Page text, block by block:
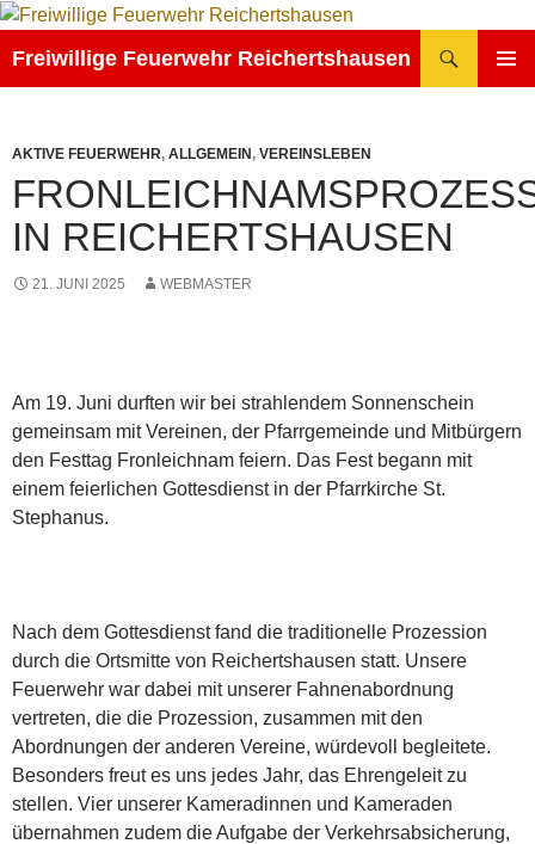
Zum
springen
Freiwillige Feuerwehr Reichertshausen
AKTIVE FEUERWEHR, ALLGEMEIN, VEREINSLEBEN
IN REICHERTSHAUSEN
21. JUNI 2025 WEBMASTER
Am 19. Juni durften wir bei strahlendem Sonnenschein
gemeinsam mit Vereinen, der Pfarrgemeinde und Mitbürgern
den Festtag Fronleichnam feiern. Das Fest begann mit
einem feierlichen Gottesdienst in der Pfarrkirche St.
Stephanus.
Nach dem Gottesdienst fand die traditionelle Prozession
durch die Ortsmitte von Reichertshausen statt. Unsere
Feuerwehr war dabei mit unserer Fahnenabordnung
vertreten, die die Prozession, zusammen mit den
Abordnungen der anderen Vereine, würdevoll begleitete.
Besonders freut es uns jedes Jahr, das Ehrengeleit zu
stellen. Vier unserer Kameradinnen und Kameraden
übernahmen zudem die Aufgabe der Verkehrsabsicherung,